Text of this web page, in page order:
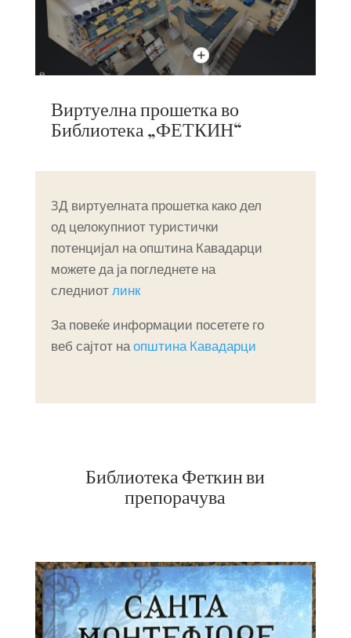
Виртуелна прошетка во
Библиотека „ФЕТКИН“
3Д виртуелната прошетка како дел
од целокупниот туристички
потенцијал на општина Кавадарци
можете да ја погледнете на
следниотлинк
За повеќе информации посетете го
веб сајтот наопштина Кавадарци
Библиотека Феткин ви
препорачува